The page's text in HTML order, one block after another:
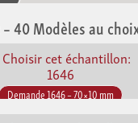
– 40 Modèles au
Demande 1646 – 70×10 mm